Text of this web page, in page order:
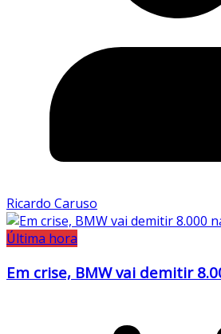
Ricardo Caruso
Última hora
Em crise, BMW vai demitir